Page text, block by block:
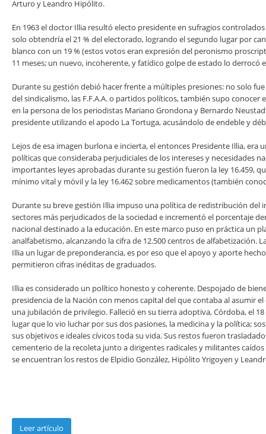
Arturo y Leandro Hipólito.
En 1963 el doctor Illia resultó electo presidente en sufragios
solo obtendría el 21 % del electorado, logrando el segundo lugar por
blanco con un 19 % (estos votos eran expresión del peronismo
11 meses; un nuevo, incoherente, y fatídico golpe de estado lo derrocó
Durante su gestión debió hacer frente a múltiples presiones: no solo
del sindicalismo, las F.F.A.A. o partidos políticos, también supo conocer
en la persona de los periodistas Mariano Grondona y Bernardo
presidente utilizando el apodo La Tortuga, acusándolo de endeble y
Lejos de esa imagen burlona e incierta, el entonces Presidente Illia, era
políticas que consideraba perjudiciales de los intereses y necesidades
importantes leyes aprobadas durante su gestión fueron la ley 16.459,
mínimo vital y móvil y la ley 16.462 sobre medicamentos (también
Durante su breve gestión Illia impuso una política de redistribución del
sectores más perjudicados de la sociedad e incrementó el porcentaje
nacional destinado a la educación. En este marco puso en práctica un
analfabetismo, alcanzando la cifra de 12.500 centros de alfabetización.
Illia un lugar de preponderancia, es por eso que el apoyo y aporte
permitieron cifras inéditas de graduados.
Illia es considerado un político honesto y coherente. Despojado de
presidencia de la Nación con menos capital del que contaba al asumir
una jubilación de privilegio. Falleció en su tierra adoptiva, Córdoba, el
lugar que lo vio luchar por sus dos pasiones, la medicina y la política;
sus objetivos e ideales cívicos toda su vida. Sus restos fueron
cementerio de la recoleta junto a dirigentes radicales y militantes caídos
se encuentran los restos de Elpidio González, Hipólito Yrigoyen y
Leer artículo